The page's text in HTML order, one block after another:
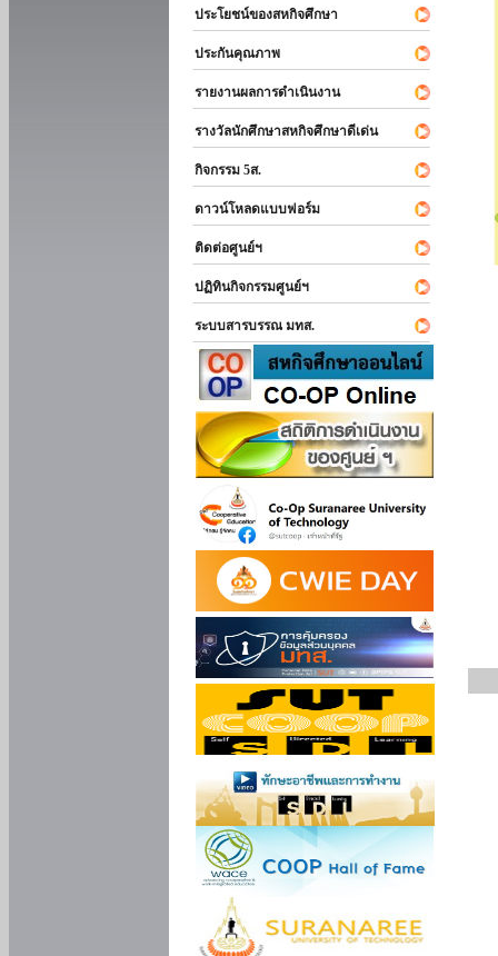
ประโยชน์ของสหกิจศึกษา
ประกันคุณภาพ
รายงานผลการดำเนินงาน
รางวัลนักศึกษาสหกิจศึกษาดีเด่น
กิจกรรม 5ส.
ดาวน์โหลดแบบฟอร์ม
ติดต่อศูนย์ฯ
ปฏิทินกิจกรรมศูนย์ฯ
ระบบสารบรรณ มทส.